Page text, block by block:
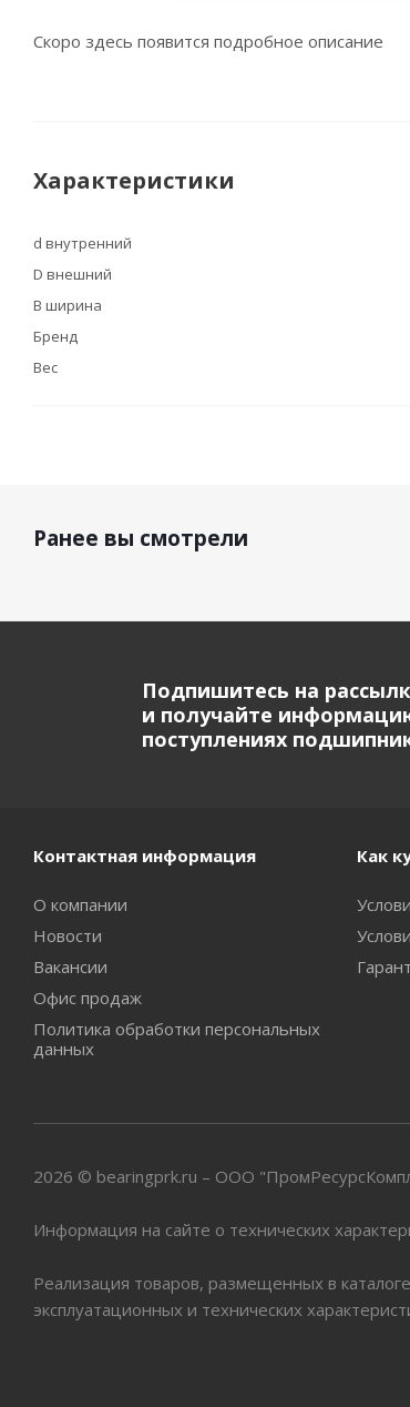
Скоро здесь появится подробное описание
Характеристики
d внутренний
D внешний
B ширина
Бренд
Вес
Ранее вы смотрели
Подпишитесь на
и получайте
поступлениях
Контактная информация
О компании
Новости
Вакансии
Офис продаж
Политика обработки персональных
данных
Как
2026 © bearingprk.ru – ООО
Информация на сайте о технических
Реализация товаров, размещенных в
эксплуатационных и технических